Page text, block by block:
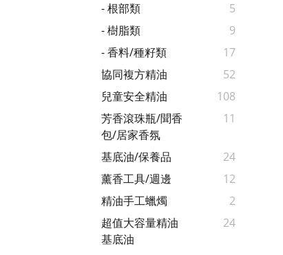
- 根部類
5
- 樹脂類
9
- 香料/種籽類
17
協同複方精油
52
兒童安全精油
108
芳香滾珠瓶/聞香
包/居家香氛
11
基底油/保養品
24
薰香工具/週邊
12
精油手工蠟燭
2
超值大容量精油
基底油
24